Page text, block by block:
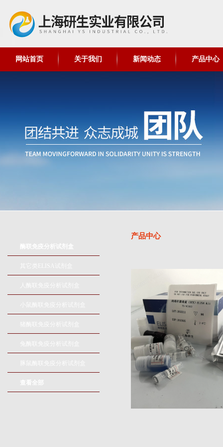
网站首页 关于我们 新闻动态 产品中心
酶联免疫分析试剂盒
其它类ELISA试剂盒
人酶联免疫分析试剂盒
小鼠酶联免疫分析试剂盒
猪酶联免疫分析试剂盒
兔酶联免疫分析试剂盒
豚鼠酶联免疫分析试剂盒
查看全部
产品中心